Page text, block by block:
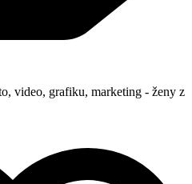
video, grafiku, marketing - ženy z